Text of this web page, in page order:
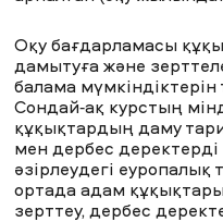
Оқу бағдарламасы
дамытуға және
балама
Сондай-ақ курстың
құқықтардың даму
мен дербес
әзірлеудегі еуропалық
ортада адам
зерттеу, дербес